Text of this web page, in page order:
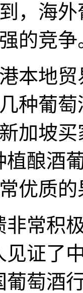
，海
的竞争
本地
种葡
加坡
酿酒
优质
常积
证了
萄酒